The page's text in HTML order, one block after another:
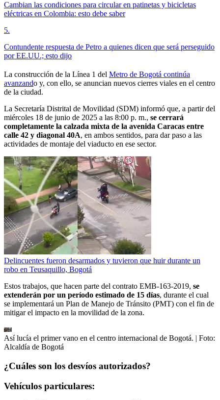
Cambian las condiciones para circular en patinetas y bicicletas
eléctricas en Colombia: esto debe saber
5.
Contundente respuesta de Petro a quienes dicen que será perseguido
por EE.UU.; esto dijo
La construcción de la Línea 1 del Metro de Bogotá continúa
avanzando y, con ello, se anuncian nuevos cierres viales en el centro
de la ciudad.
La Secretaría Distrital de Movilidad (SDM) informó que, a partir del
miércoles 18 de junio de 2025 a las 8:00 p. m., se cerrará
completamente la calzada mixta de la avenida Caracas entre
calle 42 y diagonal 40A, en ambos sentidos, para dar paso a las
actividades de montaje del viaducto en ese sector.
Delincuentes fueron desarmados y tuvieron que huir durante un
robo en Teusaquillo, Bogotá
Estos trabajos, que hacen parte del contrato EMB-163-2019, se
extenderán por un período estimado de 15 días, durante el cual
se implementará un Plan de Manejo de Tránsito (PMT) con el fin de
mitigar el impacto en la movilidad de la zona.
Así lucía el primer vano en el centro internacional de Bogotá. | Foto:
Alcaldía de Bogotá
¿Cuáles son los desvíos autorizados?
Vehículos particulares: